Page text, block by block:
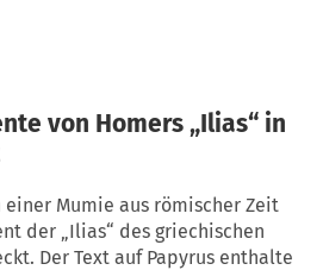
von Homers „Ilias“ in
Mumie aus römischer Zeit
der „Ilias“ des griechischen
Der Text auf Papyrus enthalte